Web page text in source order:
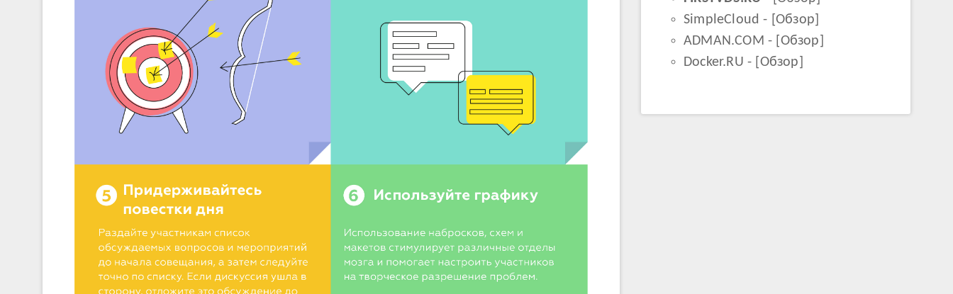
SimpleCloud - [Обзор
ADMAN.COM - [ Обзор
Docker.RU - [ Обзор